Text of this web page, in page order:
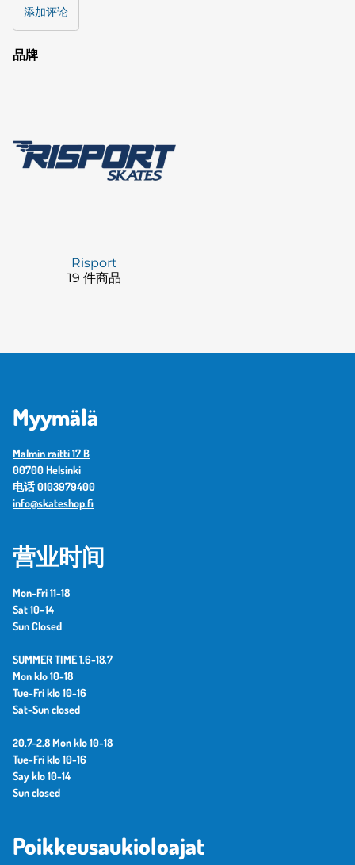
添加评论
品牌
Risport
19 件商品
Myymälä
Malmin raitti 17 B
00700 Helsinki
电话0103979400
info@skateshop.fi
营业时间
Mon-Fri 11-18
Sat 10–14
Sun Closed
SUMMER TIME 1.6-18.7
Mon klo 10-18
Tue-Fri klo 10-16
Sat-Sun closed
20.7-2.8 Mon klo 10-18
Tue-Fri klo 10-16
Say klo 10-14
Sun closed
Poikkeusaukioloajat